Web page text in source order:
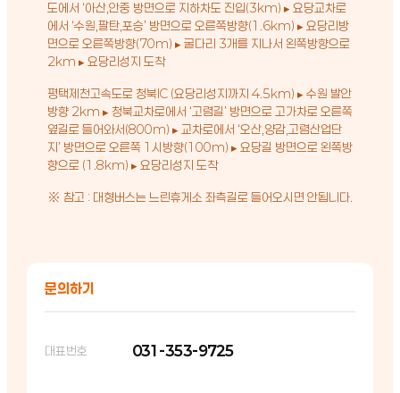
도에서 ‘아산,안중 방면으로 지하차도 진입(3km) ▸ 요당교차로
에서 ‘수원,팔탄,포승’ 방면으로 오른쪽방향(1.6km) ▸ 요당리방
면으로 오른쪽방향(70m) ▸ 굴다리 3개를 지나서 왼쪽방향으로
2km ▸ 요당리성지 도착
평택제천고속도로 청북IC (요당리성지까지 4.5km) ▸ 수원 발안
방향 2km ▸ 청북교차로에서 ‘고렴길’ 방면으로 고가차로 오른쪽
옆길로 들어와서(800m) ▸ 교차로에서 ‘오산,양감,고렴산업단
지’ 방면으로 오른쪽 1시방향(100m) ▸ 요당길 방면으로 왼쪽방
향으로 (1.8km) ▸ 요당리성지 도착
※ 참고 : 대형버스는 느린휴게소 좌측길로 들어오시면 안됩니다.
문의하기
대표번호 031-353-9725